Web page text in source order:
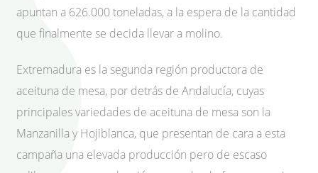
apuntan a 626.000 toneladas, a la espera de la cantidad
que finalmente se decida llevar a molino.
Extremadura es la segunda región productora de
aceituna de mesa, por detrás de Andalucía, cuyas
principales variedades de aceituna de mesa son la
Manzanilla y Hojiblanca, que presentan de cara a esta
campaña una elevada producción pero de escaso